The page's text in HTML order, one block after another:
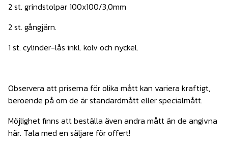
2 st. grindstolpar 100x100/3,0mm
2 st. gångjärn.
1 st. cylinder-lås inkl. kolv och nyckel.
Observera att priserna för olika mått kan variera kraftigt,
beroende på om de är standardmått eller specialmått.
Möjlighet finns att beställa även andra mått än de angivna
här. Tala med en säljare för offert!